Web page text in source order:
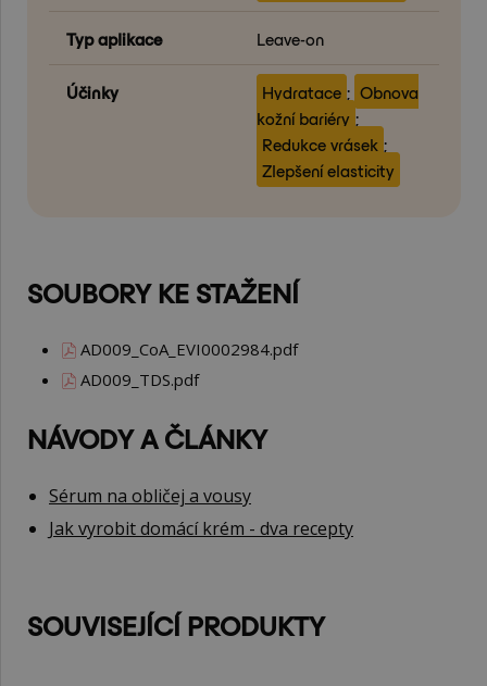
Typ aplikace Leave-on
Účinky Hydratace ; Obnova
kožní bariéry ;
Redukce vrásek ;
Zlepšení elasticity
SOUBORY KE STAŽENÍ
AD009_CoA_EVI0002984.pdf
AD009_TDS.pdf
NÁVODY A ČLÁNKY
Sérum na obličej a vousy
Jak vyrobit domácí krém - dva recepty
SOUVISEJÍCÍ PRODUKTY